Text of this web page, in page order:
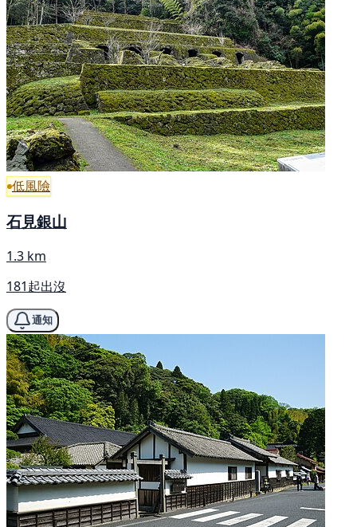
低風險
石見銀山
1.3 km
181起出沒
通知